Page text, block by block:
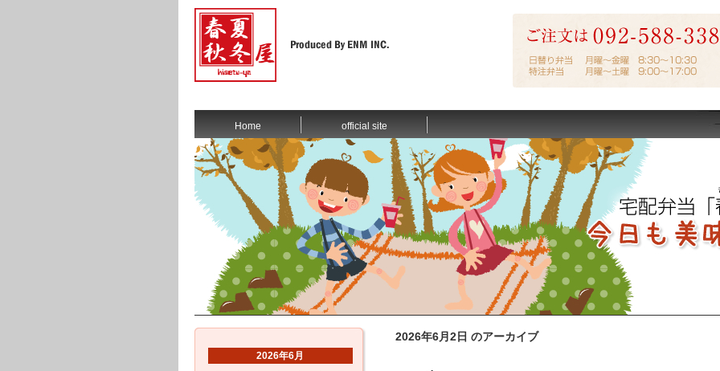
Home official site
2026年6月
2026年6月2日 のアーカイブ